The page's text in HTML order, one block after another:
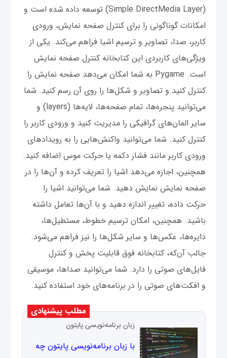
(Simple DirectMedia Layer) توسعه داده شده است و
امکانات گوناگونی را برای کنترل صفحه نمایش، ورودی
کاربر، صدا، تصاویر و ترسیم اشیا فراهم می‌کند. یکی از
ویژگی‌های کاربردی این کتابخانه کنترل صفحه نمایش
است. Pygame به شما امکان می‌دهد صفحه نمایش را
کنترل کنید و تصاویر و شکل‌ها را روی آن رسم کنید. شما
می‌توانید پنجره‌ها، تمام صفحه‌ها، لایه‌ها (layers) و
سایر المان‌های گرافیکی را مدیریت کنید و ورودی کاربر را
کنترل کنید. شما می‌توانید واکنش‌هایی را به رویدادهای
ورودی کاربر مانند فشار دکمه یا حرکت موس اضافه کنید.
همچنین، اجازه می‌دهد اشیا را تعریف کرده و آن‌ها را در
صفحه نمایش نمایش دهید. شما می‌توانید اشیا را
حرکت داده، تغییر اندازه دهید و با آن‌ها تعامل داشته
باشید. همچنین، امکان ترسیم خطوط، مستطیل‌ها،
دایره‌ها، عکس‌ها و سایر شکل‌ها را نیز فراهم می‌شود.
جالب آن‌که، کتابخانه فوق قابلیت پخش و کنترل
فایل‌های صوتی را دارد. شما می‌توانید صداها، موسیقی
و افکت‌های صوتی را در برنامه‌های خود استفاده کنید.
مطلب پیشنهادی
زبان برنامه‌نویسی پایتون
با زبان برنامه‌نویسی پایتون چه